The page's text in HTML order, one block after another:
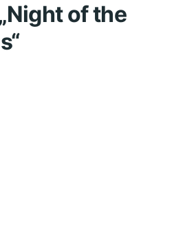
of the